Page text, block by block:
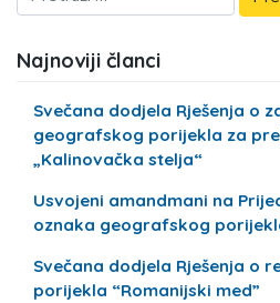
Najnoviji članci
Svečana dodjela Rješenja o
geografskog porijekla za
„Kalinovačka stelja“
Usvojeni amandmani na
oznaka geografskog
Svečana dodjela Rješenja o
porijekla “Romanijski med”